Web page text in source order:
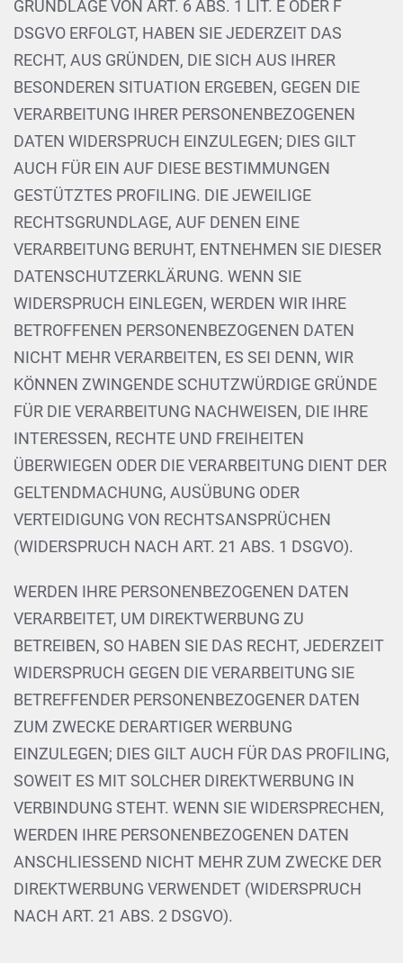
GRUNDLAGE VON ART. 6 ABS. 1 LIT. E ODER F
DSGVO ERFOLGT, HABEN SIE JEDERZEIT DAS
RECHT, AUS GRÜNDEN, DIE SICH AUS IHRER
BESONDEREN SITUATION ERGEBEN, GEGEN DIE
VERARBEITUNG IHRER PERSONENBEZOGENEN
DATEN WIDERSPRUCH EINZULEGEN; DIES GILT
AUCH FÜR EIN AUF DIESE BESTIMMUNGEN
GESTÜTZTES PROFILING. DIE JEWEILIGE
RECHTSGRUNDLAGE, AUF DENEN EINE
VERARBEITUNG BERUHT, ENTNEHMEN SIE DIESER
DATENSCHUTZERKLÄRUNG. WENN SIE
WIDERSPRUCH EINLEGEN, WERDEN WIR IHRE
BETROFFENEN PERSONENBEZOGENEN DATEN
NICHT MEHR VERARBEITEN, ES SEI DENN, WIR
KÖNNEN ZWINGENDE SCHUTZWÜRDIGE GRÜNDE
FÜR DIE VERARBEITUNG NACHWEISEN, DIE IHRE
INTERESSEN, RECHTE UND FREIHEITEN
ÜBERWIEGEN ODER DIE VERARBEITUNG DIENT DER
GELTENDMACHUNG, AUSÜBUNG ODER
VERTEIDIGUNG VON RECHTSANSPRÜCHEN
(WIDERSPRUCH NACH ART. 21 ABS. 1 DSGVO).
WERDEN IHRE PERSONENBEZOGENEN DATEN
VERARBEITET, UM DIREKTWERBUNG ZU
BETREIBEN, SO HABEN SIE DAS RECHT, JEDERZEIT
WIDERSPRUCH GEGEN DIE VERARBEITUNG SIE
BETREFFENDER PERSONENBEZOGENER DATEN
ZUM ZWECKE DERARTIGER WERBUNG
EINZULEGEN; DIES GILT AUCH FÜR DAS PROFILING,
SOWEIT ES MIT SOLCHER DIREKTWERBUNG IN
VERBINDUNG STEHT. WENN SIE WIDERSPRECHEN,
WERDEN IHRE PERSONENBEZOGENEN DATEN
ANSCHLIESSEND NICHT MEHR ZUM ZWECKE DER
DIREKTWERBUNG VERWENDET (WIDERSPRUCH
NACH ART. 21 ABS. 2 DSGVO).